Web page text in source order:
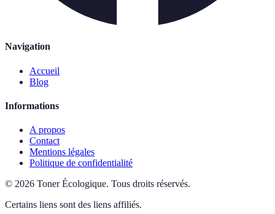
Navigation
Accueil
Blog
Informations
A propos
Contact
Mentions légales
Politique de confidentialité
© 2026 Toner Écologique. Tous droits réservés.
Certains liens sont des liens affiliés.